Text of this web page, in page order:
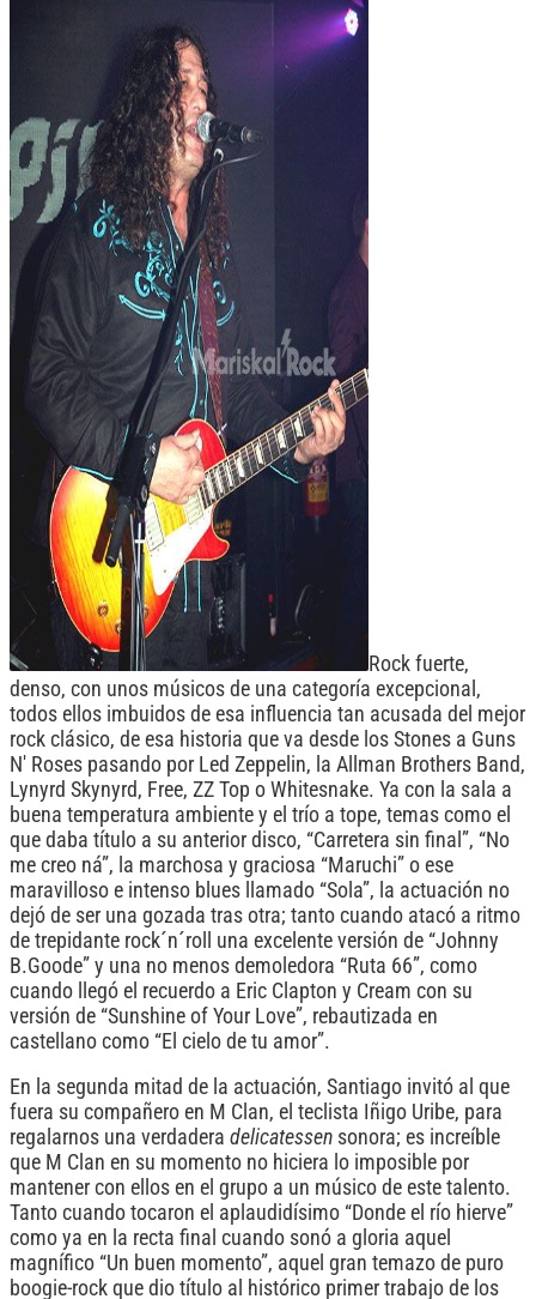
Rock fuerte,
denso, con unos músicos de una categoría excepcional,
todos ellos imbuidos de esa influencia tan acusada del mejor
rock clásico, de esa historia que va desde los Stones a Guns
N' Roses pasando por Led Zeppelin, la Allman Brothers Band,
Lynyrd Skynyrd, Free, ZZ Top o Whitesnake. Ya con la sala a
buena temperatura ambiente y el trío a tope, temas como el
que daba título a su anterior disco, “Carretera sin final”, “No
me creo ná”, la marchosa y graciosa “Maruchi” o ese
maravilloso e intenso blues llamado “Sola”, la actuación no
dejó de ser una gozada tras otra; tanto cuando atacó a ritmo
de trepidante rock´n´roll una excelente versión de “Johnny
B.Goode” y una no menos demoledora “Ruta 66”, como
cuando llegó el recuerdo a Eric Clapton y Cream con su
versión de “Sunshine of Your Love”, rebautizada en
castellano como “El cielo de tu amor”.
En la segunda mitad de la actuación, Santiago invitó al que
fuera su compañero en M Clan, el teclista Iñigo Uribe, para
regalarnos una verdadera delicatessen sonora; es increíble
que M Clan en su momento no hiciera lo imposible por
mantener con ellos en el grupo a un músico de este talento.
Tanto cuando tocaron el aplaudidísimo “Donde el río hierve”
como ya en la recta final cuando sonó a gloria aquel
magnífico “Un buen momento”, aquel gran temazo de puro
boogie-rock que dio título al histórico primer trabajo de los